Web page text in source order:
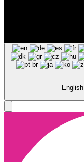
English